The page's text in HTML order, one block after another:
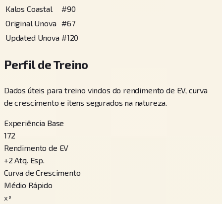
Kalos Coastal
#90
Original Unova #67
Updated Unova #120
Perfil de Treino
Dados úteis para treino vindos do rendimento de EV, curva
de crescimento e itens segurados na natureza.
Experiência Base
172
Rendimento de EV
+2 Atq. Esp.
Curva de Crescimento
Médio Rápido
x³